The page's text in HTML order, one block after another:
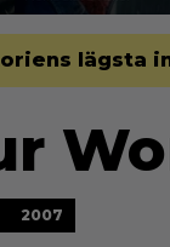
lägsta
2007